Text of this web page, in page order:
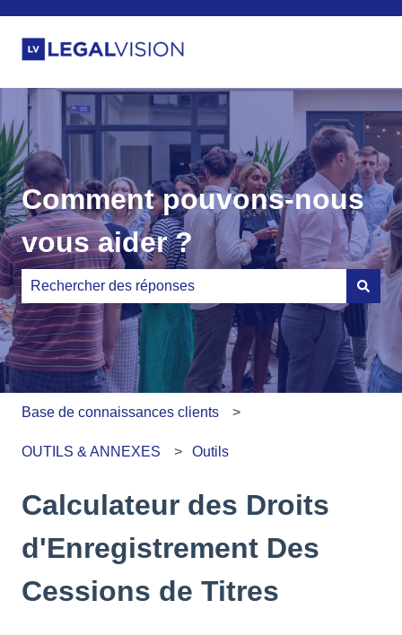
Comment pouvons-nous
vous aider ?
Il n'y a aucune suggestion car le champ de recherche
Base de connaissances clients
OUTILS & ANNEXES Outils
Calculateur des Droits
d'Enregistrement Des
Cessions de Titres